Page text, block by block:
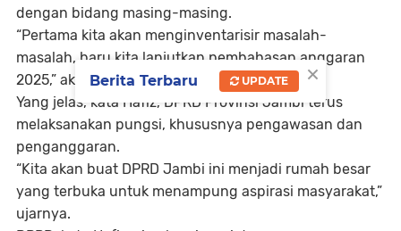
dengan bidang masing-masing.
“Pertama kita akan menginventarisir masalah-
masalah, baru kita lanjutkan pembahasan anggaran
2025,” akunya.
Yang jelas, kata Hafiz, DPRD Provinsi Jambi terus
melaksanakan pungsi, khususnya pengawasan dan
penganggaran.
“Kita akan buat DPRD Jambi ini menjadi rumah besar
yang terbuka untuk menampung aspirasi masyarakat,”
ujarnya.
×
Berita Terbaru UPDATE